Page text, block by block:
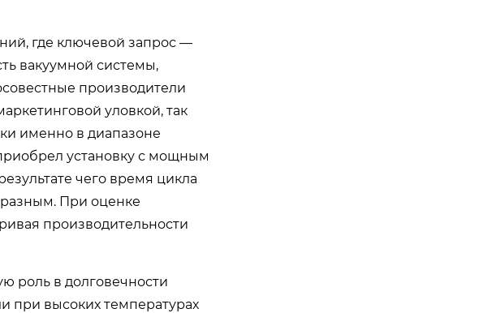
где ключевой запрос —
вакуумной системы,
производители
уловкой, так
именно в диапазоне
установку с мощным
чего время цикла
При оценке
производительности
роль в долговечности
при высоких температурах